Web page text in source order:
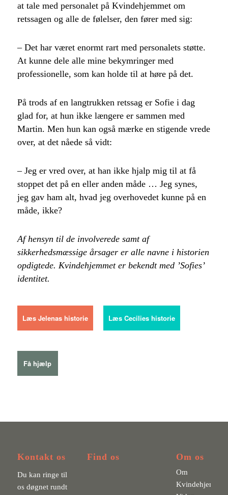
at tale med personalet på Kvindehjemmet om
retssagen og alle de følelser, den fører med sig:
– Det har været enormt rart med personalets støtte.
At kunne dele alle mine bekymringer med
professionelle, som kan holde til at høre på det.
På trods af en langtrukken retssag er Sofie i dag
glad for, at hun ikke længere er sammen med
Martin. Men hun kan også mærke en stigende vrede
over, at det nåede så vidt:
– Jeg er vred over, at han ikke hjalp mig til at få
stoppet det på en eller anden måde … Jeg synes,
jeg gav ham alt, hvad jeg overhovedet kunne på en
måde, ikke?
Af hensyn til de involverede samt af
sikkerhedsmæssige årsager er alle navne i historien
opdigtede. Kvindehjemmet er bekendt med ’Sofies’
identitet.
Læs Jelenas historie Læs Cecilies historie
Få hjælp
Kontakt os
Du kan ringe til
os døgnet rundt
Find os Om os
Om
Kvindehjemmet